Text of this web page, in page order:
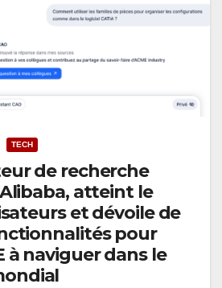
TECH
de recherche
atteint le
et dévoile de
pour
à naviguer dans le